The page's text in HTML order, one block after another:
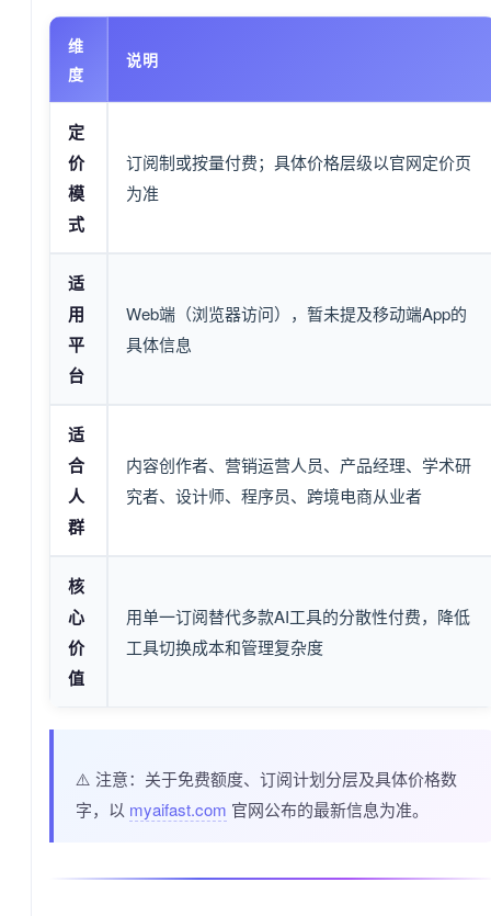
维
度
说明
定
价
模
式
订阅制或按量付费；具体价格层级以官网定价页
为准
适
用
平
台
Web端（浏览器访问），暂未提及移动端App的
具体信息
适
合
人
群
内容创作者、营销运营人员、产品经理、学术研
究者、设计师、程序员、跨境电商从业者
核
心
价
值
用单一订阅替代多款AI工具的分散性付费，降低
工具切换成本和管理复杂度
⚠️ 注意：关于免费额度、订阅计划分层及具体价格数
字，以 myaifast.com 官网公布的最新信息为准。